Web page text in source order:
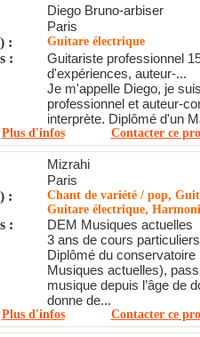
Diego Bruno-arbiser
Paris
:
Guitare électrique
:
Guitariste professionnel
d'expériences, auteur-...
Je m'appelle Diego, je
professionnel et auteur-
interprète. Diplômé d'un
Plus d'infos Contacter ce
Mizrahi
Paris
:
Chant de variété / pop,
Guitare électrique,
:
DEM Musiques actuelles
3 ans de cours
Diplômé du conservatoire
Musiques actuelles),
musique depuis l’âge de
donne de...
Plus d'infos Contacter ce